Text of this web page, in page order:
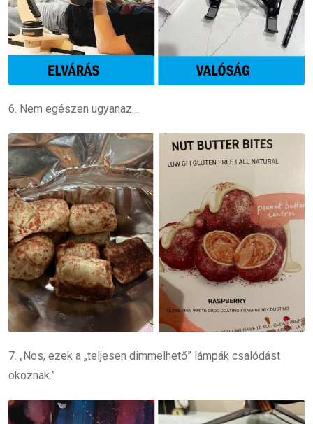
6. Nem egészen ugyanaz…
7. „Nos, ezek a „teljesen dimmelhető” lámpák csalódást
okoznak.”